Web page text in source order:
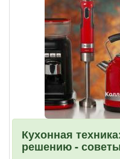
Кухонная
решению -